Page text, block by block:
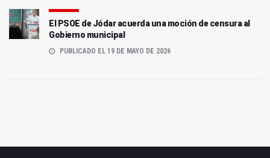
El PSOE de Jódar acuerda una moción de censura al
Gobierno municipal
PUBLICADO EL 19 DE MAYO DE 2026